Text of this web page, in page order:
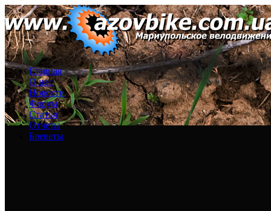
Главная
О нас
Новости
Форум
Статьи
Отчеты
Бреветы